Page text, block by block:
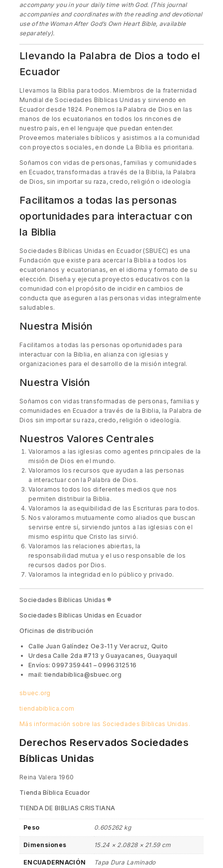
accompany you in your daily time with God. (This journal
accompanies and coordinates with the reading and devotional
use of the Woman After God’s Own Heart Bible, available
separately).
Llevando la Palabra de Dios a todo el
Ecuador
Llevamos la Biblia para todos. Miembros de la fraternidad
Mundial de Sociedades Bíblicas Unidas y sirviendo en
Ecuador desde 1824. Ponemos la Palabra de Dios en las
manos de los ecuatorianos en todos los rincones de
nuestro país, en el lenguaje que puedan entender.
Proveemos materiales bíblicos y asistimos a la comunidad
con proyectos sociales, en donde La Biblia es prioritaria.
Soñamos con vidas de personas, familias y comunidades
en Ecuador, transformadas a través de la Biblia, la Palabra
de Dios, sin importar su raza, credo, religión o ideología
Facilitamos a todas las personas
oportunidades para interactuar con
la Biblia
Sociedades Bíblicas Unidas en Ecuador (SBUEC) es una
Fundación que existe para acercar la Biblia a todos los
ecuatorianos y ecuatorianas, en el idioma y formato de su
elección. Diseña y ejecuta proyectos educativos con la
comunidad con el propósito de incidir en cambios de
conducta que aseguren a las personas vidas integralmente
saludables.
Nuestra Misión
Facilitamos a todas las personas oportunidades para
interactuar con la Biblia, en alianza con iglesias y
organizaciones para el desarrollo de la misión integral.
Nuestra Visión
Soñamos con vidas transformadas de personas, familias y
comunidades en Ecuador a través de la Biblia, la Palabra de
Dios sin importar su raza, credo, religión o ideología.
Nuestros Valores Centrales
Valoramos a las iglesias como agentes principales de la
misión de Dios en el mundo.
Valoramos los recursos que ayudan a las personas
a interactuar con la Palabra de Dios.
Valoramos todos los diferentes medios que nos
permiten distribuir la Biblia.
Valoramos la asequibilidad de las Escrituras para todos.
Nos valoramos mutuamente como aliados que buscan
servirse entre sí, sirviendo juntos a las iglesias con el
mismo espíritu que Cristo las sirvió.
Valoramos las relaciones abiertas, la
responsabilidad mutua y el uso responsable de los
recursos dados por Dios.
Valoramos la integridad en lo público y privado.
Sociedades Biblicas Unidas ®
Sociedades Biblicas Unidas en Ecuador
Oficinas de distribución
Calle Juan Galíndez Oe3-11 y Veracruz, Quito
Urdesa Calle 2da #713 y Guayacanes, Guayaquil
Envíos: 0997359441 – 0996312516
mail: tiendabiblica@sbuec.org
sbuec.org
tiendabiblica.com
Más información sobre las Sociedades Bíblicas Unidas.
Derechos Reservados Sociedades
Bíblicas Unidas
Reina Valera 1960
Tienda Bíblica Ecuador
TIENDA DE BIBLIAS CRISTIANA
Peso 0.605262 kg
Dimensiones 15.24 × 2.0828 × 21.59 cm
ENCUADERNACIÓN Tapa Dura Laminado